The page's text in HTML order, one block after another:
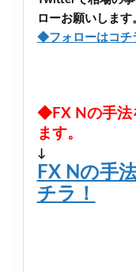
ローお願いします
◆フォローはコチ
◆FX Nの手法
ます。
↓
FX Nの手
チラ！